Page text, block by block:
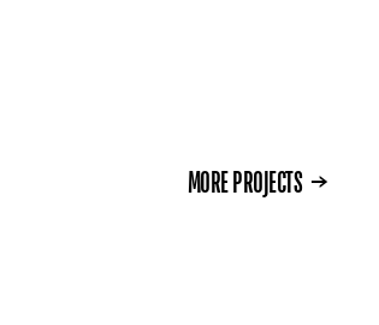
MORE PROJECTS →